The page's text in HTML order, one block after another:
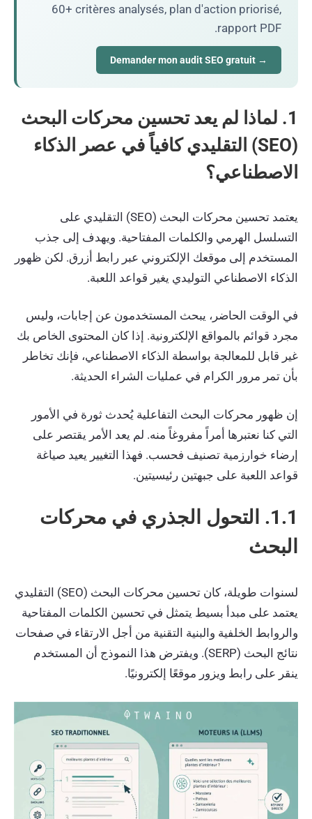
60+ critères analysés, plan d'action priorisé,
rapport PDF.
→ Demander mon audit SEO gratuit
1. لماذا لم يعد تحسين محركات البحث
(SEO) التقليدي كافياً في عصر الذكاء
الاصطناعي؟
يعتمد تحسين محركات البحث (SEO) التقليدي على
التسلسل الهرمي والكلمات المفتاحية. ويهدف إلى جذب
المستخدم إلى موقعك الإلكتروني عبر رابط أزرق. لكن ظهور
الذكاء الاصطناعي التوليدي يغير قواعد اللعبة.
في الوقت الحاضر، يبحث المستخدمون عن إجابات، وليس
مجرد قوائم بالمواقع الإلكترونية. إذا كان المحتوى الخاص بك
غير قابل للمعالجة بواسطة الذكاء الاصطناعي، فإنك تخاطر
بأن تمر مرور الكرام في عمليات الشراء الحديثة.
إن ظهور محركات البحث التفاعلية يُحدث ثورة في الأمور
التي كنا نعتبرها أمراً مفروغاً منه. لم يعد الأمر يقتصر على
إرضاء خوارزمية تصنيف فحسب. فهذا التغيير يعيد صياغة
قواعد اللعبة على جبهتين رئيسيتين.
1.1. التحول الجذري في محركات
البحث
لسنوات طويلة، كان تحسين محركات البحث (SEO) التقليدي
يعتمد على مبدأ بسيط يتمثل في تحسين الكلمات المفتاحية
والروابط الخلفية والبنية التقنية من أجل الارتقاء في صفحات
نتائج البحث (SERP). ويفترض هذا النموذج أن المستخدم
ينقر على رابط ويزور موقعًا إلكترونيًا.